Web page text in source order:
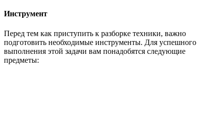
Инструмент
Перед тем как приступить к разборке техники, важно
подготовить необходимые инструменты. Для успешного
выполнения этой задачи вам понадобятся следующие
предметы: